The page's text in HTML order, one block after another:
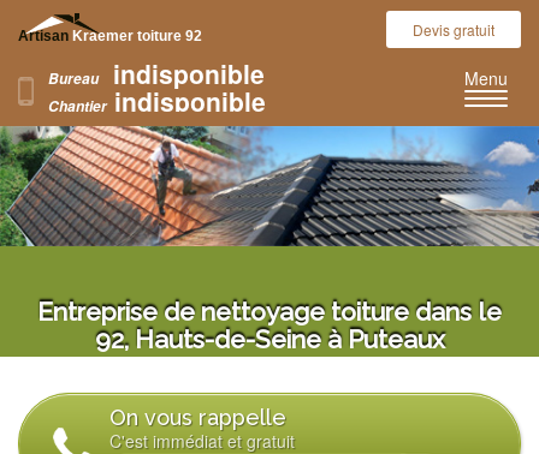
Artisan Kraemer toiture 92
Bureau indisponible
Chantier indisponible
Devis gratuit
Menu
Nos réalisations
Entreprise de nettoyage toiture dans le
92, Hauts-de-Seine à Puteaux
On vous rappelle
C'est immédiat et gratuit